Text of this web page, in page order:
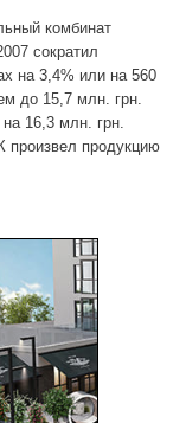
комбинат
сократил
на 3,4% или на 560
до 15,7 млн. грн.
16,3 млн. грн.
произвел продукцию